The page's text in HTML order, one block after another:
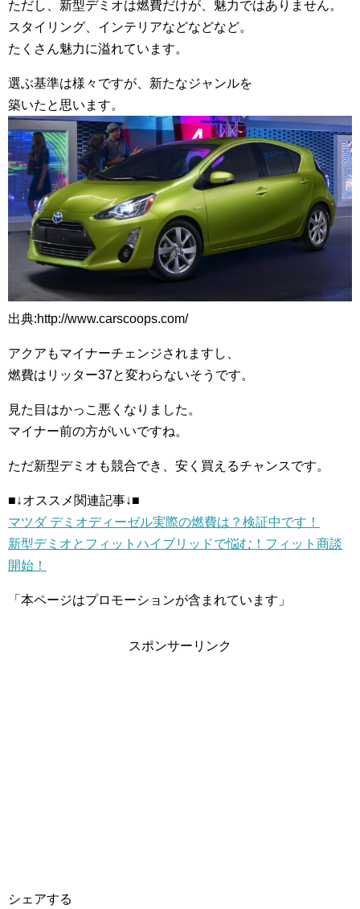
ただし、新型デミオは燃費だけが、魅力ではありません。
スタイリング、インテリアなどなどなど。
たくさん魅力に溢れています。
選ぶ基準は様々ですが、新たなジャンルを
築いたと思います。
出典:http://www.carscoops.com/
アクアもマイナーチェンジされますし、
燃費はリッター37と変わらないそうです。
見た目はかっこ悪くなりました。
マイナー前の方がいいですね。
ただ新型デミオも競合でき、安く買えるチャンスです。
■↓オススメ関連記事↓■
マツダ デミオディーゼル実際の燃費は？検証中です！
新型デミオとフィットハイブリッドで悩む！フィット商談
開始！
「本ページはプロモーションが含まれています」
スポンサーリンク
シェアする